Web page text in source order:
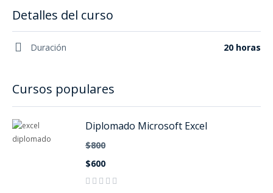
Detalles del curso
Duración 20 horas
Cursos populares
Diplomado Microsoft Excel
$800
$600